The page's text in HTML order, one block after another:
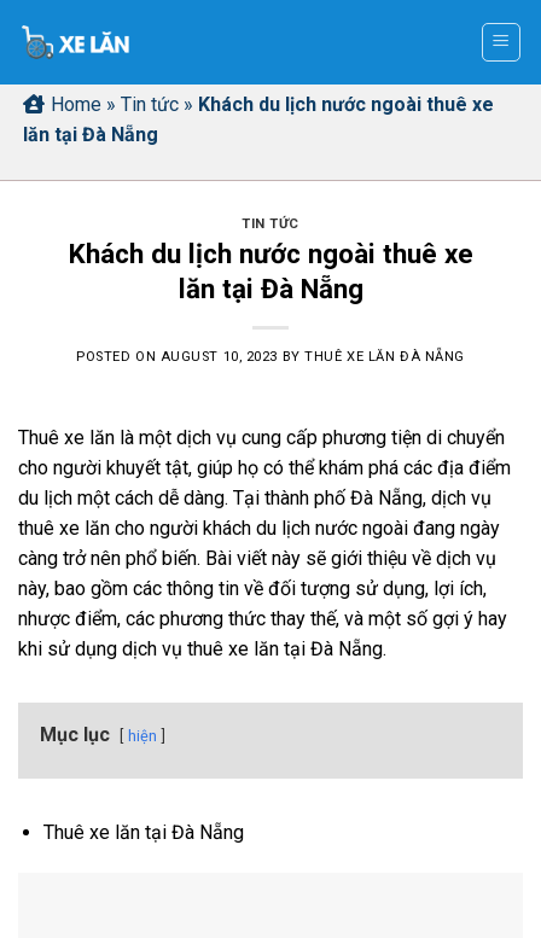
Home » Tin tức » Khách du lịch nước ngoài thuê xe
lăn tại Đà Nẵng
TIN TỨC
Khách du lịch nước ngoài thuê xe
lăn tại Đà Nẵng
POSTED ON AUGUST 10, 2023 BYTHUÊ XE LĂN ĐÀ NẴNG
Thuê xe lăn là một dịch vụ cung cấp phương tiện di chuyển
cho người khuyết tật, giúp họ có thể khám phá các địa điểm
du lịch một cách dễ dàng. Tại thành phố Đà Nẵng, dịch vụ
thuê xe lăn cho người khách du lịch nước ngoài đang ngày
càng trở nên phổ biến. Bài viết này sẽ giới thiệu về dịch vụ
này, bao gồm các thông tin về đối tượng sử dụng, lợi ích,
nhược điểm, các phương thức thay thế, và một số gợi ý hay
khi sử dụng dịch vụ thuê xe lăn tại Đà Nẵng.
Mục lục hiện
Thuê xe lăn tại Đà Nẵng